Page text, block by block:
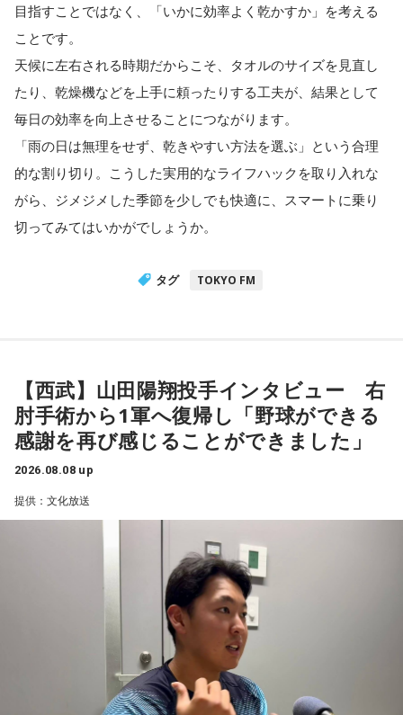
目指すことではなく、「いかに効率よく乾かすか」を考える
ことです。
天候に左右される時期だからこそ、タオルのサイズを見直し
たり、乾燥機などを上手に頼ったりする工夫が、結果として
毎日の効率を向上させることにつながります。
「雨の日は無理をせず、乾きやすい方法を選ぶ」という合理
的な割り切り。こうした実用的なライフハックを取り入れな
がら、ジメジメした季節を少しでも快適に、スマートに乗り
切ってみてはいかがでしょうか。
タグ TOKYO FM
【西武】山田陽翔投手インタビュー 右
肘手術から1軍へ復帰し「野球ができる
感謝を再び感じることができました」
2026.08.08 up
提供：文化放送